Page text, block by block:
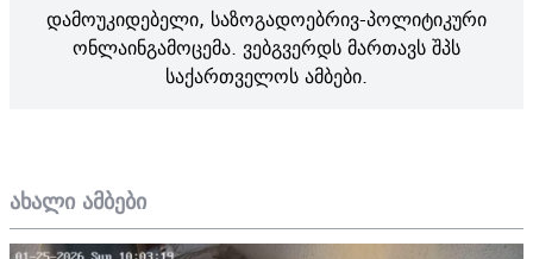
ახალი ამბები
დამოუკიდებელი, საზოგადოებრივ-პოლიტიკური
ონლაინგამოცემა. ვებგვერდს მართავს შპს
საქართველოს ამბები.